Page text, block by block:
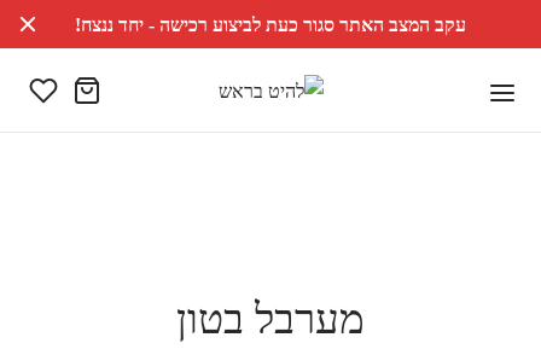
עקב המצב האתר סגור כעת לביצוע רכישה - יחד ננצח!
מערבל בטון